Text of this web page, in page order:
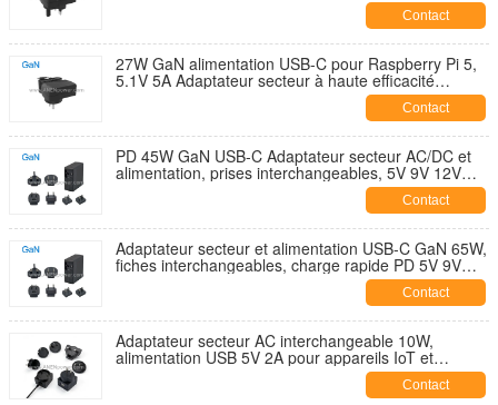
Contact
27W GaN alimentation USB-C pour Raspberry Pi 5,
5.1V 5A Adaptateur secteur à haute efficacité
Contact
PD 45W GaN USB-C Adaptateur secteur AC/DC et
alimentation, prises interchangeables, 5V 9V 12V
Contact
Adaptateur secteur et alimentation USB-C GaN 65W,
fiches interchangeables, charge rapide PD 5V 9V
Contact
Adaptateur secteur AC interchangeable 10W,
alimentation USB 5V 2A pour appareils IoT et
Contact